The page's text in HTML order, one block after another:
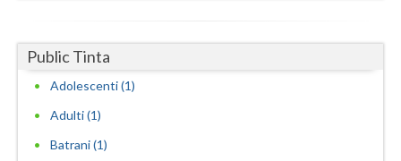
Iasi
Public Tinta
Adolescenti (1)
Adulti (1)
Batrani (1)